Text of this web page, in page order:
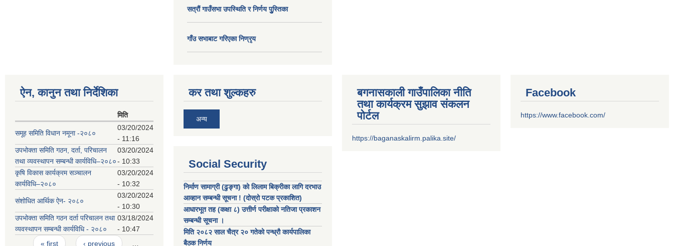
सत्राैं गाउँसभा उपस्थिति र निर्णय पुु्स्तिका
गाँउ सभाबाट गरिएका निण्रृय
ऐन, कानुन तथा निर्देशिका
मिति
समूह समिति विधान नमूना -२०८०
03/20/2024
- 11:16
उपभोक्ता समिति गठन, दर्ता, परिचालन
तथा व्यवस्थापन सम्बन्धी कार्यविधि–२०८०
03/20/2024
- 10:33
कृषि विकास कार्यक्रम सञ्चालन
कार्यविधि–२०८०
03/20/2024
- 10:32
संशोधित आर्थिक ऐन- २०८०
03/20/2024
- 10:30
उपभोक्ता समिति गठन दर्ता परिचालन तथा
व्यवस्थापन सम्बन्धी कार्यविधि - २०८०
03/18/2024
- 10:47
Pages
« first ‹ previous
कर तथा शुल्कहरु
अन्य
Social Security
निर्माण सामाग्री (ढुङ्गा) को लिलाम बिक्रीका लागि दरभाउ
आव्हान सम्बन्धी सूचना ! (दोस्रो पटक प्रकाशित)
आधारभूत तह (कक्षा ८) उत्तीर्ण परीक्षाको नतिजा प्रकाशन
सम्बन्धी सूचना ।
मिति २०८२ साल चैत्र २० गतेको पन्ध्रौ कार्यपालिका
बैठक निर्णय
बगनासकाली गाउँपालिका नीति
तथा कार्यक्रम सुझाव संकलन
पोर्टल
https://baganaskalirm.palika.site/
Facebook
https://www.facebook.com/